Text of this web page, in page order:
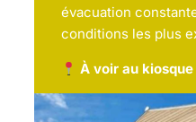
évacuation
conditions les plus
À voir au